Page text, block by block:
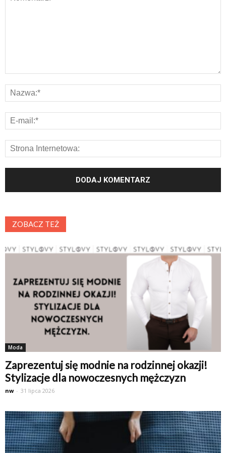
ZOBACZ TEŻ
Moda
Zaprezentuj się modnie na rodzinnej okazji!
Stylizacje dla nowoczesnych mężczyzn
nw - 31 lipca 2026